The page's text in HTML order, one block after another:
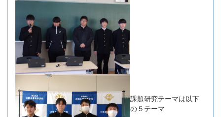
課題研究テーマは以下
の５テーマ